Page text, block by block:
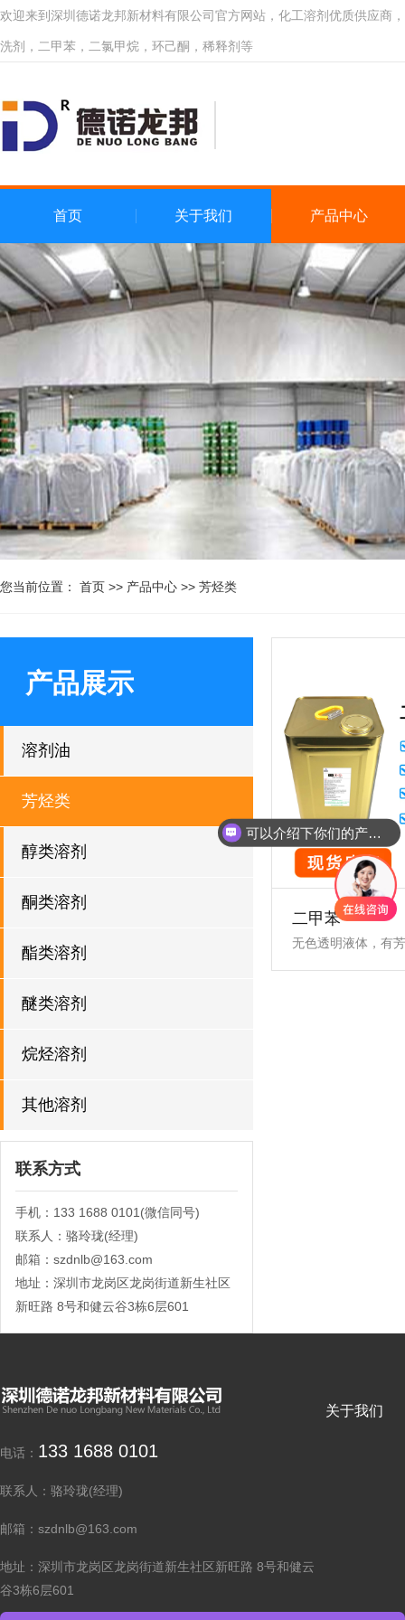
欢迎来到深圳德诺龙邦新材料有限公司官方网站，化工溶剂优质供应商
洗剂，二甲苯，二氯甲烷，环己酮，稀释剂等
首页 关于我们 产品中心
您当前位置： 首页 >> 产品中心 >> 芳烃类
产品展示
溶剂油
芳烃类
醇类溶剂
酮类溶剂
酯类溶剂
醚类溶剂
烷烃溶剂
其他溶剂
联系方式
手机：133 1688 0101(微信同号)
联系人：骆玲珑(经理)
邮箱：szdnlb@163.com
地址：深圳市龙岗区龙岗街道新生社区
新旺路 8号和健云谷3栋6层601
二甲苯
无色透明液体，有
电话： 133 1688 0101
联系人：骆玲珑(经理)
邮箱：szdnlb@163.com
地址：深圳市龙岗区龙岗街道新生社区新旺路 8号和健云
谷3栋6层601
关于我们
可以介绍下你们的产品么